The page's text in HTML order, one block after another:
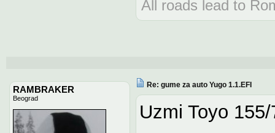
All roads lead to
RAMBRAKER
Beograd
Re: gume za auto Yugo 1.1.EFI
Uzmi Toyo